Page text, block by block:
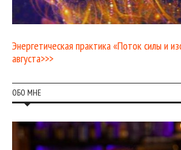
Энергетическая практика «Поток силы и
августа>>>
ОБО МНЕ